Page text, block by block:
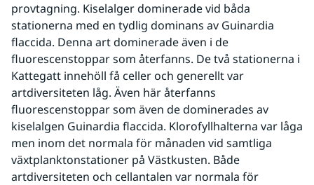
provtagning. Kiselalger dominerade vid båda
stationerna med en tydlig dominans av Guinardia
flaccida. Denna art dominerade även i de
fluorescenstoppar som återfanns. De två stationerna i
Kattegatt innehöll få celler och generellt var
artdiversiteten låg. Även här återfanns
fluorescenstoppar som även de dominerades av
kiselalgen Guinardia flaccida. Klorofyllhalterna var låga
men inom det normala för månaden vid samtliga
växtplanktonstationer på Västkusten. Både
artdiversiteten och cellantalen var normala för